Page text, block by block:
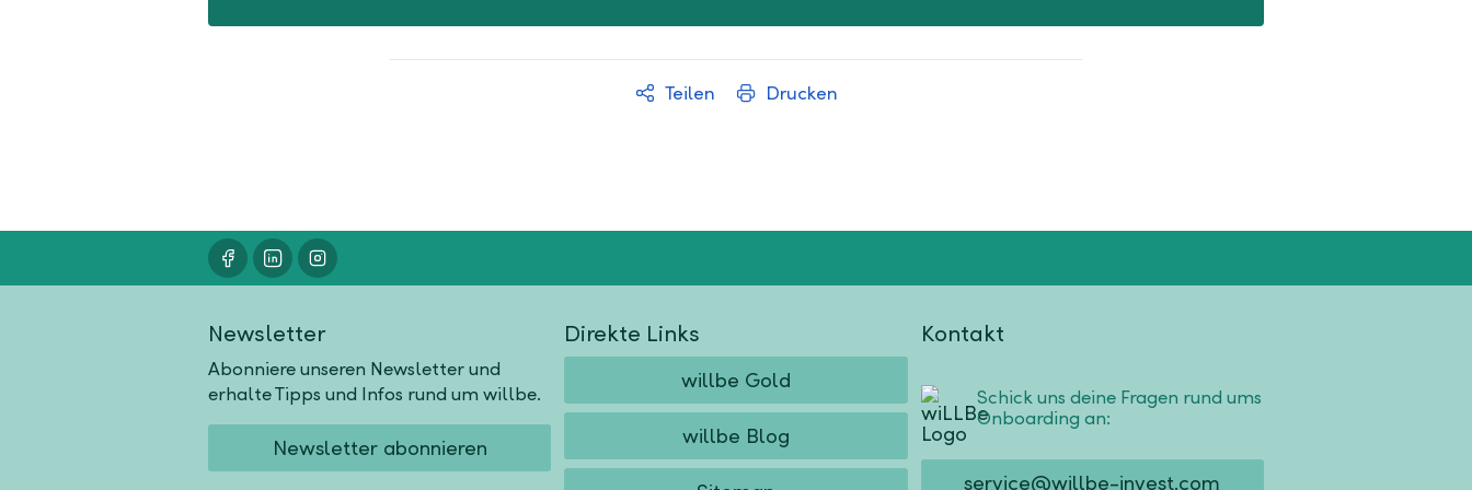
Teilen Drucken
Newsletter
Abonniere unseren Newsletter und
erhalte Tipps und Infos rund um willbe.
Newsletter abonnieren
Kontakt
Schick uns deine Fragen rund ums
Onboarding an:
service@willbe-invest.com
Direkte Links
willbe Gold
willbe Blog